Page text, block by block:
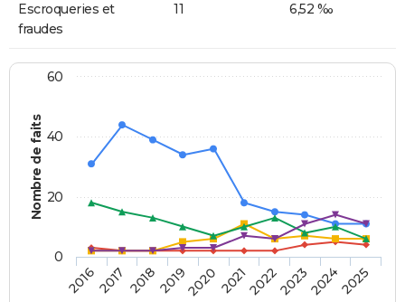
Escroqueries et
fraudes
11 6,52 ‰
Nombre de faits
20162017 20182019202020212022202320242025
0
20
40
60